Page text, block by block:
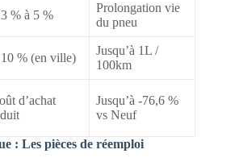
% à 5 %
Prolongation vie
du pneu
% (en ville)
Jusqu’à 1L /
100km
d’achat
Jusqu’à -76,6 %
vs Neuf
: Les pièces de réemploi